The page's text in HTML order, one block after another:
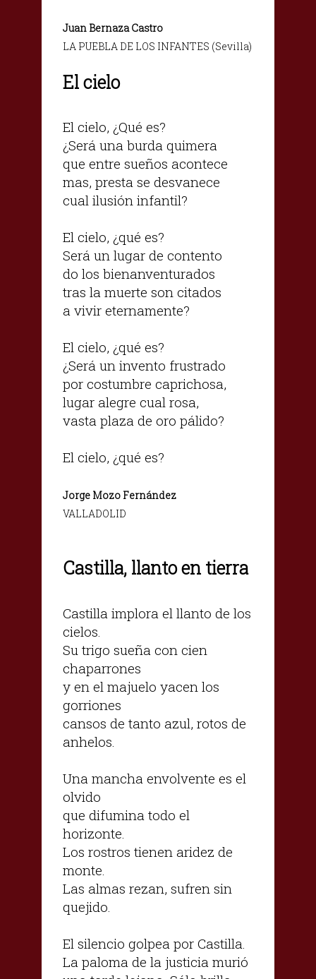
Juan Bernaza Castro
LA PUEBLA DE LOS INFANTES (Sevilla)
El cielo
El cielo, ¿Qué es?
¿Será una burda quimera
que entre sueños acontece
mas, presta se desvanece
cual ilusión infantil?
El cielo, ¿qué es?
Será un lugar de contento
do los bienanventurados
tras la muerte son citados
a vivir eternamente?
El cielo, ¿qué es?
¿Será un invento frustrado
por costumbre caprichosa,
lugar alegre cual rosa,
vasta plaza de oro pálido?
El cielo, ¿qué es?
Jorge Mozo Fernández
VALLADOLID
Castilla, llanto en tierra
Castilla implora el llanto de los
cielos.
Su trigo sueña con cien
chaparrones
y en el majuelo yacen los
gorriones
cansos de tanto azul, rotos de
anhelos.
Una mancha envolvente es el
olvido
que difumina todo el
horizonte.
Los rostros tienen aridez de
monte.
Las almas rezan, sufren sin
quejido.
El silencio golpea por Castilla.
La paloma de la justicia murió